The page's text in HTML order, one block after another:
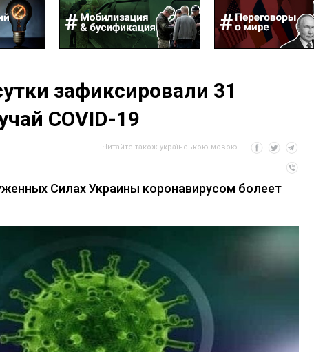
зафиксировали 31
COVID-19
Читайте також українською мовою
Силах Украины коронавирусом болеет